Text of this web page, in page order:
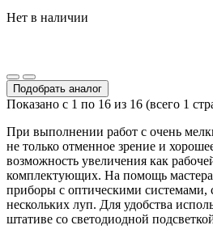
Нет в наличии
Подобрать аналог
Показано с 1 по 16 из 16 (всего 1
При выполнении работ с очень
не только отменное зрение и
возможность увеличения как
комплектующих. На помощь
приборы с оптическими
нескольких луп. Для удобства
штативе со светодиодной